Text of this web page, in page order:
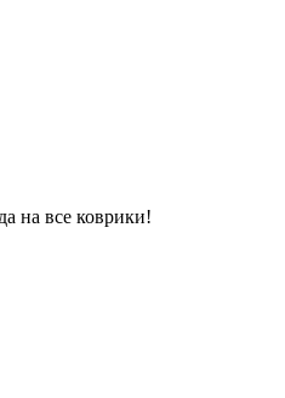
на все коврики!